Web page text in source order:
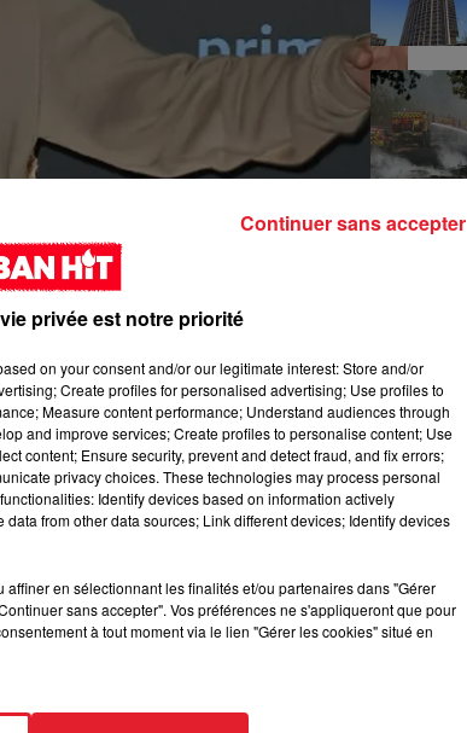
« LOL : qui rit, sort ! »,
notamment sur la prestation
pas été assez impliqué, l'artiste
été écartées lors du
ont conduit à minimiser son rôle
technique, mais que le pouvoir
frustration face à cette situation,
privée est notre priorité
on your consent and/or our legitimate interest: Store and/or
Create profiles for personalised advertising; Use profiles to
Measure content performance; Understand audiences through
and improve services; Create profiles to personalise content; Use
content; Ensure security, prevent and detect fraud, and fix errors;
privacy choices. These technologies may process personal
Identify devices based on information actively
from other data sources; Link different devices; Identify devices
en sélectionnant les finalités et/ou partenaires dans "Gérer
sans accepter". Vos préférences ne s'appliqueront que pour
à tout moment via le lien "Gérer les cookies" situé en
Continuer sans accepter